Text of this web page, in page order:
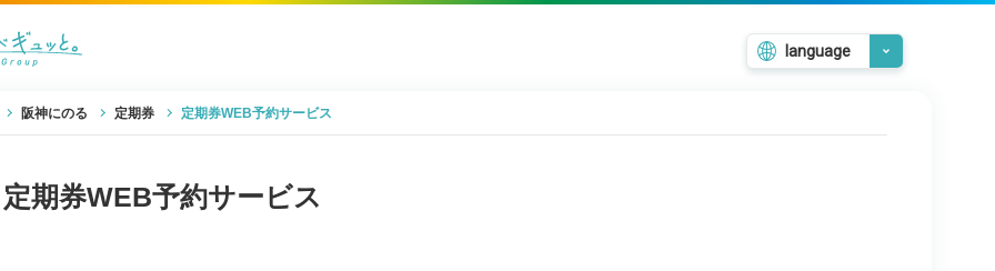
language
阪神にのる 定期券 定期券WEB予約サービス
定期券WEB予約サービス